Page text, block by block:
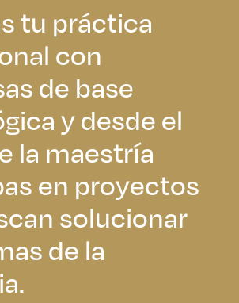
tu práctica
con
de base
y desde el
la maestría
en proyectos
solucionar
de la